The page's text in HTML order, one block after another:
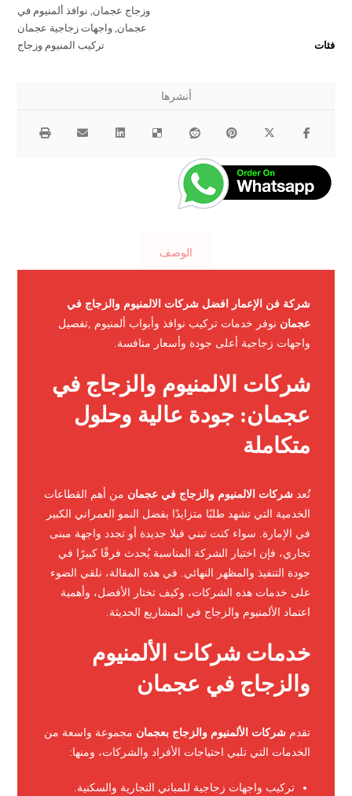
وزجاج عجمان, نوافذ ألمنيوم في
عجمان, واجهات زجاجية عجمان
فئات
تركيب المنيوم وزجاج
الوصف
شركة فن الإعمار افضل شركات الالمنيوم والزجاج في
عجمان نوفر خدمات تركيب نوافذ وأبواب ألمنيوم ,تفصيل
واجهات زجاجية أعلى جودة وأسعار منافسة.
شركات الالمنيوم والزجاج في
عجمان: جودة عالية وحلول
متكاملة
تُعدشركات الالمنيوم والزجاج في عجمان من أهم القطاعات
الخدمية التي تشهد طلبًا متزايدًا بفضل النمو العمراني الكبير
في الإمارة. سواء كنت تبني فيلا جديدة أو تجدد واجهة مبنى
تجاري، فإن اختيار الشركة المناسبة يُحدث فرقًا كبيرًا في
جودة التنفيذ والمظهر النهائي. في هذه المقالة، نلقي الضوء
على خدمات هذه الشركات، وكيف تختار الأفضل، وأهمية
اعتماد الألمنيوم والزجاج في المشاريع الحديثة.
خدمات شركات الألمنيوم
والزجاج في عجمان
تقدمشركات الألمنيوم والزجاج بعجمان مجموعة واسعة من
الخدمات التي تلبي احتياجات الأفراد والشركات، ومنها:
تركيب واجهات زجاجية للمباني التجارية والسكنية.